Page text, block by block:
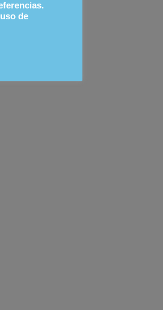
de